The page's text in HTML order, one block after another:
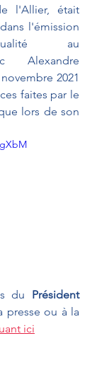
l'Allier, était
l'émission
au
Alexandre
2021
faites par le
lors de son
du Président
presse ou à la
ici